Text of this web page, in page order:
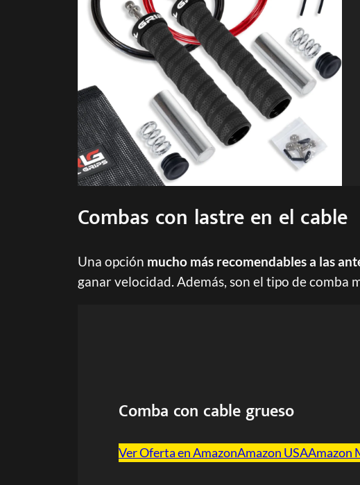
Combas con lastre en el cable
Una opción mucho más recomendables a las
ganar velocidad. Además, son el tipo de comba
Comba con cable grueso
Ver Oferta en AmazonAmazon USAAmazon